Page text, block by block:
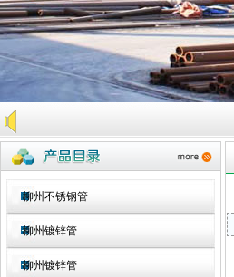
柳州不锈钢管
柳州镀锌管
柳州镀锌管